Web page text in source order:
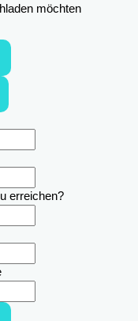
möchten
erreichen?